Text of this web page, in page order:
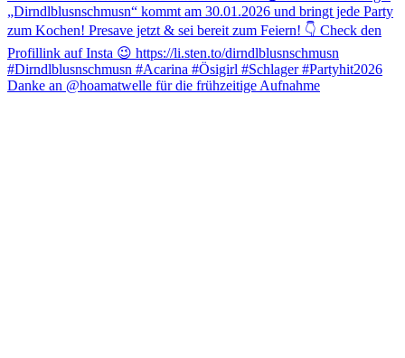
Danke an @hoamatwelle für die frühzeitige Aufnahme